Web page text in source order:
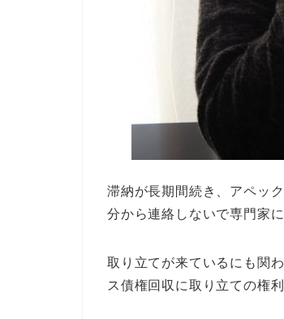
滞納が長期間続き、アペッ
分から連絡しないで専門家
取り立てが来ているにも関
ス債権回収に取り立ての権